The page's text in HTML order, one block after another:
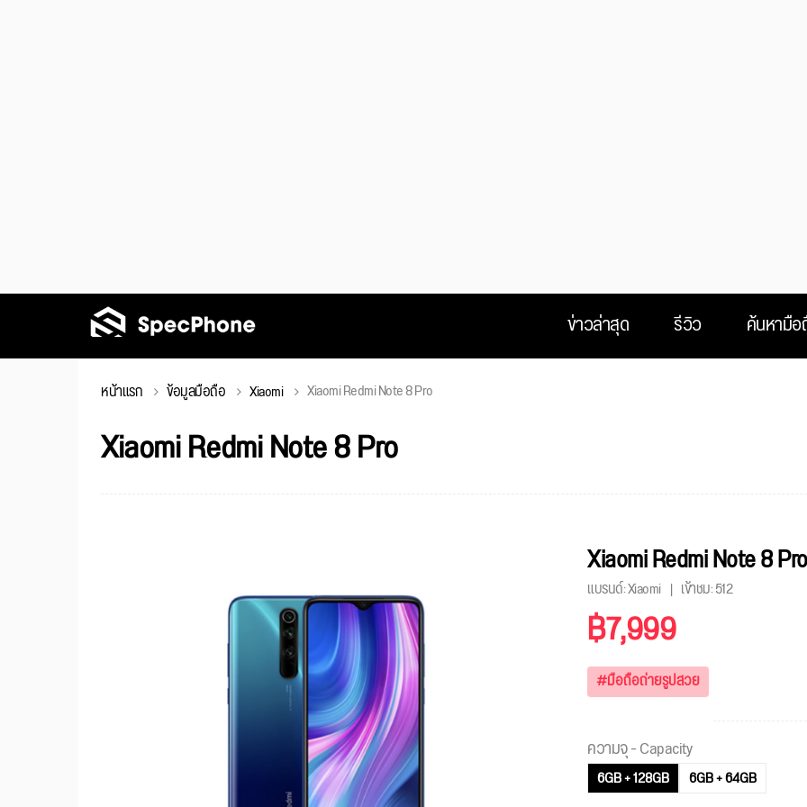
ข่าวล่าสุด รีวิว ค้นหามื
หน้าแรก ข้อมูลมือถือ Xiaomi Xiaomi Redmi Note 8 Pro
Xiaomi Redmi Note 8 Pro
Xiaomi Redmi Note 8 Pro
แบรนด์: Xiaomi เข้าชม:512
฿7,999
#มือถือถ่ายรูปสวย
ความจุ - Capacity
6GB + 128GB 6GB + 64GB